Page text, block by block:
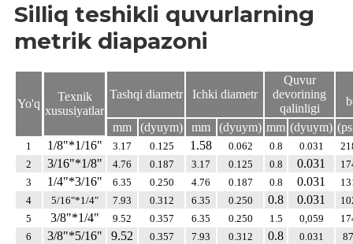
Silliq teshikli quvurlarning
metrik diapazoni
Yo'q
Texnik
xususiyatlar
Tashqi diametr Ichki diametr
Quvur
devorining
qalinligi
mm
(dyuym) mm (dyuym) mm (dyuym)
1 1/8"*1/16" 3.17 0.125 1.58 0.062 0.8 0.031
2
3/16"*1/8" 4.76 0.187 3.17 0.125 0.8 0.031
3
1/4"*3/16" 6.35 0.250 4.76 0.187 0.8 0.031
4
5/16"*1/4" 7.93 0.312 6.35 0.250 0.8 0.031
5
3/8"*1/4" 9.52 0.357 6.35 0.250 1.5 0,059
6
3/8"*5/16" 9.52 0.357 7.93 0.312 0.8 0.031
87